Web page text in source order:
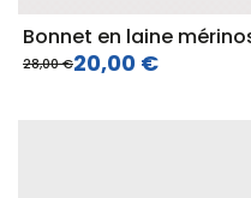
Bonnet en laine
28,00 €20,00 €